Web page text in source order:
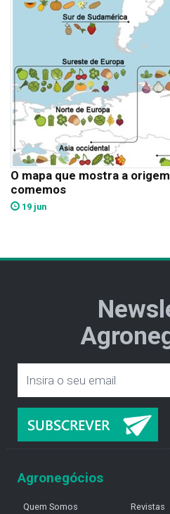
O mapa que mostra a
comemos
19 jun
Agronegócios
Quem Somos Revistas